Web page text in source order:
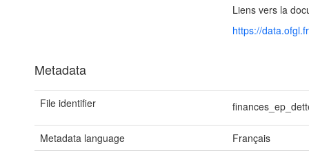
Liens vers la
https://
Metadata
File identifier
Metadata language
Français